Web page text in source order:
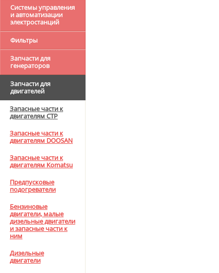
Системы управления
и автоматизации
электростанций
Фильтры
Запчасти для
генераторов
Запчасти для
двигателей
Запасные части к
двигателям CTP
Запасные части к
двигателям DOOSAN
Запасные части к
двигателям Komatsu
Предпусковые
подогреватели
Бензиновые
двигатели, малые
дизельные двигатели
и запасные части к
ним
Дизельные
двигатели